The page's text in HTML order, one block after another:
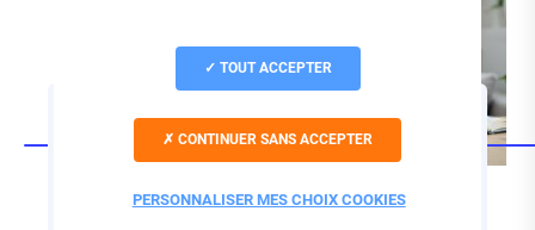
SOFTWARE
Axess, intégrateur
expert de votre GED
TOUT ACCEPTER
CONTINUER SANS ACCEPTER
PERSONNALISER MES CHOIX COOKIES